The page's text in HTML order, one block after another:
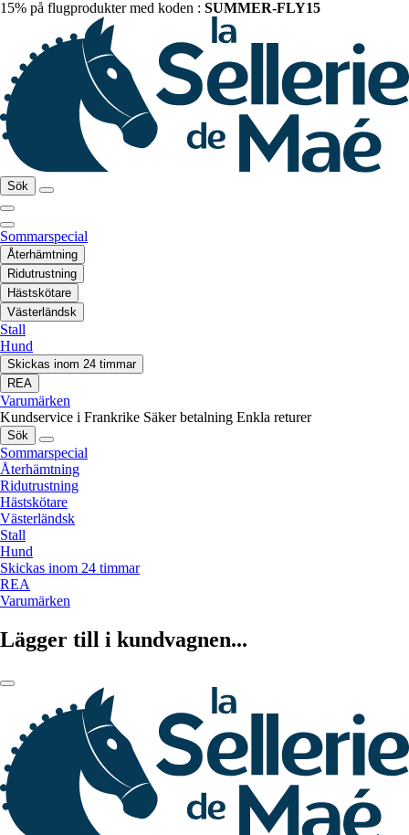
15% på flugprodukter med koden : SUMMER-FLY15
Sök
Sommarspecial
Återhämtning
Ridutrustning
Hästskötare
Västerländsk
Stall
Hund
Skickas inom 24 timmar
REA
Varumärken
Kundservice i Frankrike Säker betalning Enkla returer
Sök
Sommarspecial
Återhämtning
Ridutrustning
Hästskötare
Västerländsk
Stall
Hund
Skickas inom 24 timmar
REA
Varumärken
Lägger till i kundvagnen...